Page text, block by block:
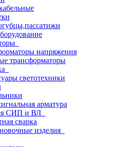
напряжения
трансформаторы
светотехники
арматура
СИП и ВЛ
сварка
изделия